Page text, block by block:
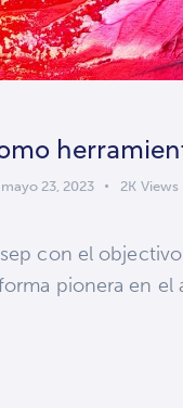
mayo 23, 2023 2K Views
con el
pionera en